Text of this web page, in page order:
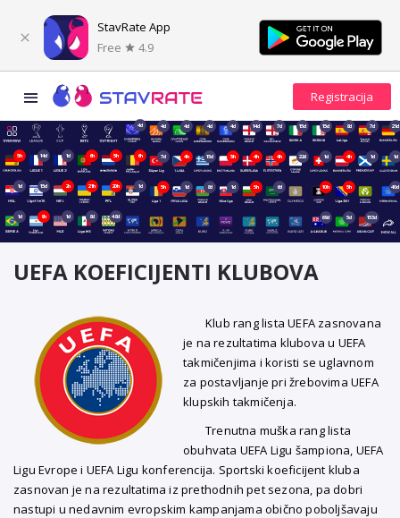
StavRate App
Free
4.9
4d 4d 4d 4d 4d 14d 7d 15d 15d 8d 7d 21d
5h 14d 1d 6h 5h 6h 7d 4h 15d 5h 4h 4h 22d 1d 4h 1d 1d
1d 15d 2h 21h 20h 1d 5h 1d 8d 1d 5h 6d 10h 5h 40d
1d 9h 1d 8d 48d 69d 5d 153d
UEFA KOEFICIJENTI KLUBOVA
Klub rang lista UEFA zasnovana
je na rezultatima klubova u UEFA
takmičenjima i koristi se uglavnom
za postavljanje pri žrebovima UEFA
klupskih takmičenja.
Trenutna muška rang lista
obuhvata UEFA Ligu šampiona, UEFA
Ligu Evrope i UEFA Ligu konferencija. Sportski koeficijent kluba
zasnovan je na rezultatima iz prethodnih pet sezona, pa dobri
nastupi u nedavnim evropskim kampanjama obično poboljšavaju